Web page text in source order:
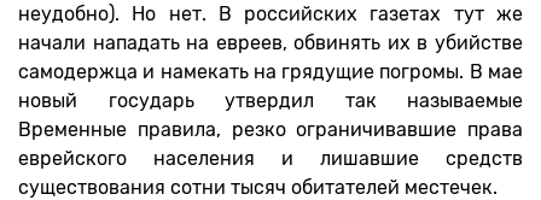
неудобно). Но нет. В российских газетах тут же
начали нападать на евреев, обвинять их в убийстве
самодержца и намекать на грядущие погромы. В мае
новый государь утвердил так называемые
Временные правила, резко ограничивавшие права
еврейского населения и лишавшие средств
существования сотни тысяч обитателей местечек.